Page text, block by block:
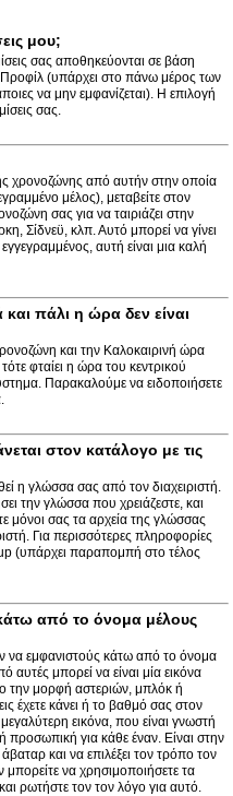
μου;
σας αποθηκεύονται σε βάση
Προφίλ (υπάρχει στο πάνω μέρος των
να μην εμφανίζεται). Η επιλογή
σας.
χρονοζώνης από αυτήν στην οποία
μέλος), μεταβείτε στον
σας για να ταιριάζει στην
Σίδνεϋ, κλπ. Αυτό μπορεί να γίνει
αυτή είναι μια καλή
πάλι η ώρα δεν είναι
και την Καλοκαιρινή ώρα
φταίει η ώρα του κεντρικού
Παρακαλούμε να ειδοποιήσετε
στον κατάλογο με τις
η γλώσσα σας από τον διαχειριστή.
την γλώσσα που χρειάζεστε, και
μόνοι σας τα αρχεία της γλώσσας
Για περισσότερες πληροφορίες
(υπάρχει παραπομπή στο τέλος
από το όνομα μέλους
να εμφανιστούς κάτω από το όνομα
αυτές μπορεί να είναι μία εικόνα
την μορφή αστεριών, μπλόκ ή
έχετε κάνει ή το βαθμό σας στον
εικόνα, που είναι γνωστή
προσωπική για κάθε έναν. Είναι στην
και να επιλέξει τον τρόπο τον
μπορείτε να χρησιμοποιήσετε τα
ρωτήστε τον τον λόγο για αυτό.